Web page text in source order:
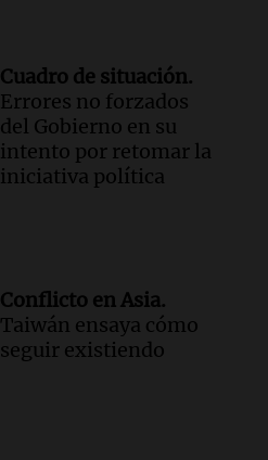
Cuadro de situación.
Errores no forzados
del Gobierno en su
intento por retomar la
iniciativa política
Conflicto en Asia.
Taiwán ensaya cómo
seguir existiendo